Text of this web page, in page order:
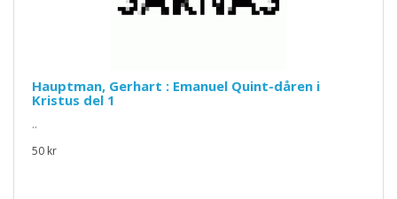
Hauptman, Gerhart : Emanuel Quint-dåren i
Kristus del 1
..
50 kr